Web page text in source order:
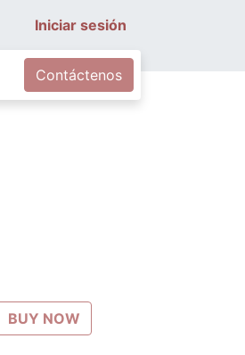
Iniciar sesión
Contáctenos
BUY NOW